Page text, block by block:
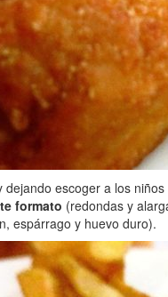
dejando escoger a los
formato (redondas y
espárrago y huevo duro).